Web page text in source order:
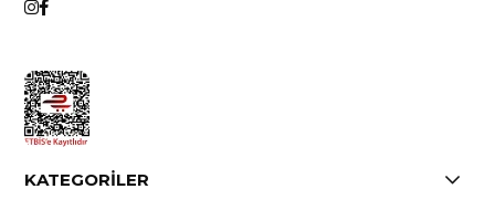
KATEGORİLER